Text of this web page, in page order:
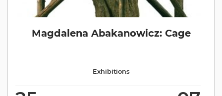
Magdalena Abakanowicz: Cage
Exhibitions